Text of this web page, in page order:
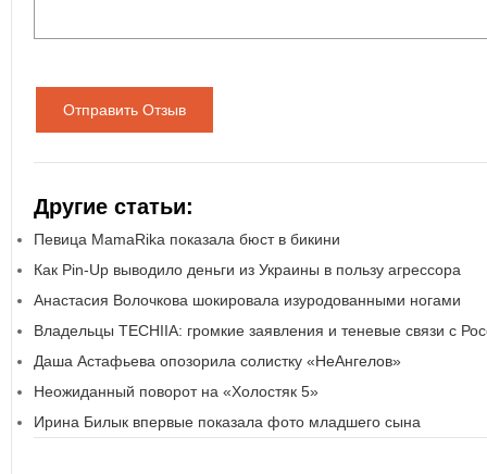
Отправить Отзыв
Другие статьи:
Певица MamaRika показала бюст в бикини
Как Pin-Up выводило деньги из Украины в пользу агрессора
Анастасия Волочкова шокировала изуродованными ногами
Владельцы TECHIIA: громкие заявления и теневые связи с
Даша Астафьева опозорила солистку «НеАнгелов»
Неожиданный поворот на «Холостяк 5»
Ирина Билык впервые показала фото младшего сына